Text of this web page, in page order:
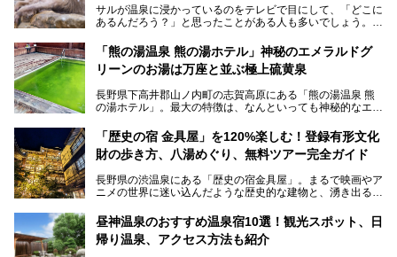
サルが温泉に浸かっているのをテレビで目にして、「どこに
あるんだろう？」と思ったことがある人も多いでしょう。
この微笑ましい光景は、長野県にある「地獄谷野猿公苑」で
見られるもので、野生のサルが雪景色の中で温泉に浸かる姿
を間近で観察できます。
本記事では、地獄谷野猿公苑の魅力や見どころ、サルと温泉
との関係性、地獄谷周辺の観光スポットについて紹介しま
ので、野生のサルを観察する貴重な自然体験と温泉をあわせ
て楽しみたい人は、ぜひ参考にしてください。
「熊の湯温泉 熊の湯ホテル」神秘のエメラルドグ
リーンのお湯は万座と並ぶ極上硫黄泉
長野県下高井郡山ノ内町の志賀高原にある「熊の湯温泉 熊
の湯ホテル」。最大の特徴は、なんといっても神秘的なエメ
リピートするファンも多い温泉です。冬はスキーと一緒に楽
しみたい極上の温泉を紹介します。
「歴史の宿 金具屋」を120%楽しむ！登録有形文化
財の歩き方、八湯めぐり、無料ツアー完全ガイド
長野県の渋温泉にある「歴史の宿金具屋」。まるで映画やア
ニメの世界に迷い込んだような歴史的な建物と、湧き出る温
を隅々まで楽しみたいですよね。この記事では、金具屋での
滞在を最高の思い出にするための「楽しみ方」を徹底的にご
紹介します！
昼神温泉のおすすめ温泉宿10選！観光スポット、日
帰り温泉、アクセス方法も紹介